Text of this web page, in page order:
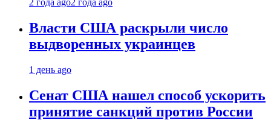
2 года ago2 года ago
Власти США раскрыли число
выдворенных украинцев
1 день ago
Сенат США нашел способ ускорить
принятие санкций против России